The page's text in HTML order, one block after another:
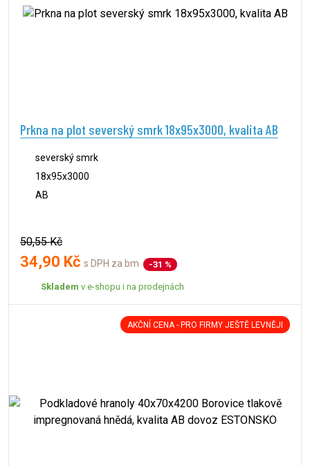
Prkna na plot severský smrk 18x95x3000, kvalita AB
severský smrk
18x95x3000
AB
50,55 Kč
34,90 Kč s DPH za bm -31 %
Skladem v e-shopu i na prodejnách
AKČNÍ CENA - PRO FIRMY JEŠTĚ LEVNĚJI